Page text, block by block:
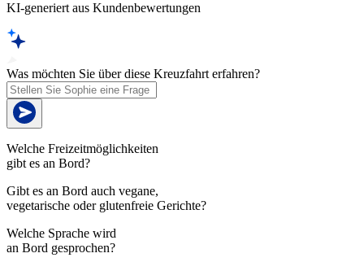
KI-generiert aus Kundenbewertungen
Was möchten Sie über diese Kreuzfahrt erfahren?
Welche Freizeitmöglichkeiten
gibt es an Bord?
Gibt es an Bord auch vegane,
vegetarische oder glutenfreie Gerichte?
Welche Sprache wird
an Bord gesprochen?